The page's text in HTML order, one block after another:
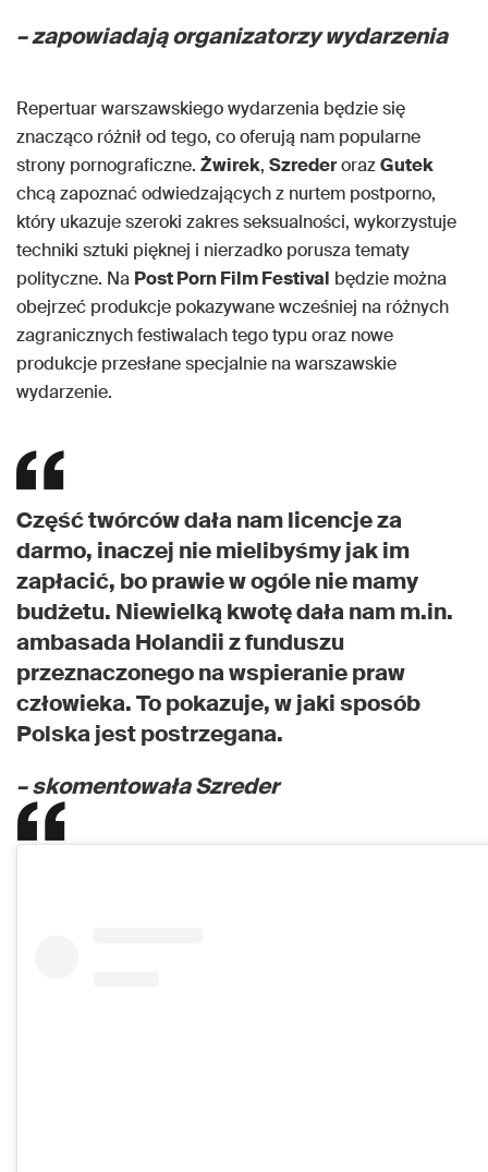
– zapowiadają organizatorzy wydarzenia
Repertuar warszawskiego wydarzenia będzie się
znacząco różnił od tego, co oferują nam popularne
strony pornograficzne. Żwirek, SzrederorazGutek
chcą zapoznać odwiedzających z nurtem postporno,
który ukazuje szeroki zakres seksualności, wykorzystuje
techniki sztuki pięknej i nierzadko porusza tematy
polityczne. Na Post Porn Film Festival będzie można
obejrzeć produkcje pokazywane wcześniej na różnych
zagranicznych festiwalach tego typu oraz nowe
produkcje przesłane specjalnie na warszawskie
wydarzenie.
Część twórców dała nam licencje za
darmo, inaczej nie mielibyśmy jak im
zapłacić, bo prawie w ogóle nie mamy
budżetu. Niewielką kwotę dała nam m.in.
ambasada Holandii z funduszu
przeznaczonego na wspieranie praw
człowieka. To pokazuje, w jaki sposób
Polska jest postrzegana.
– skomentowała Szreder